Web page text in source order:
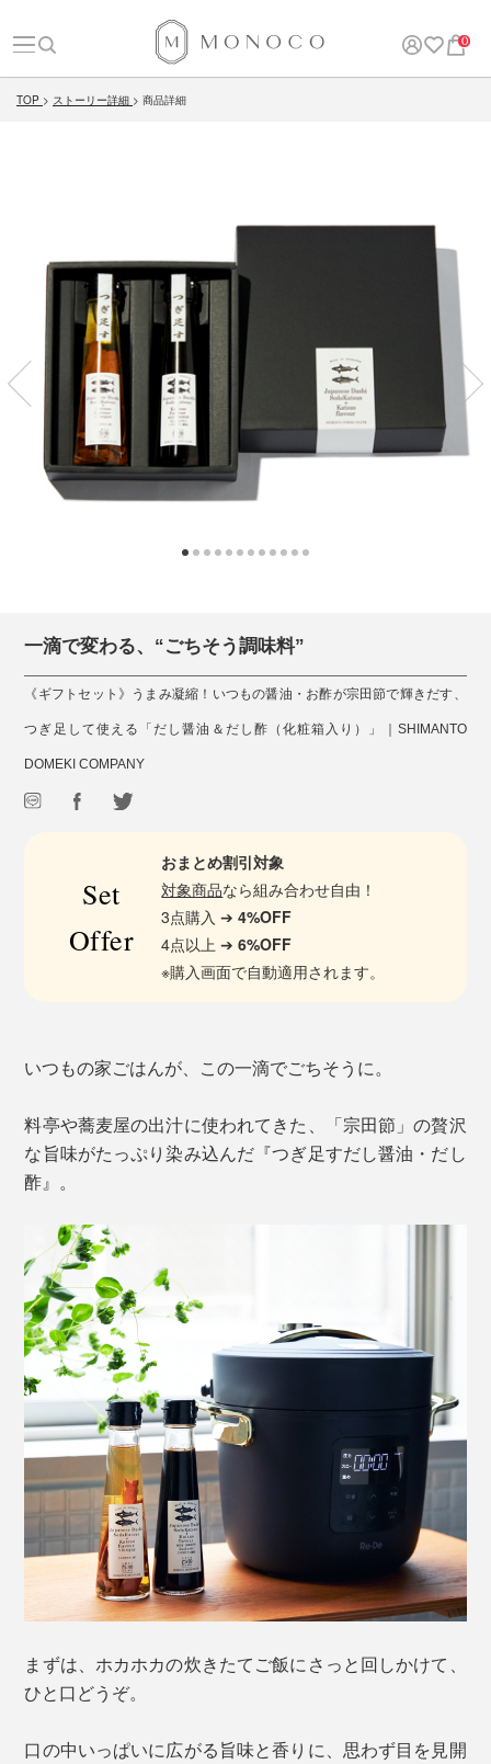
0
TOP ストーリー詳細 商品詳細
一滴で変わる、“ごちそう調味料”
《ギフトセット》うまみ凝縮！いつもの醤油・お酢が宗田節で輝きだす、
つぎ足して使える「だし醤油＆だし酢（化粧箱入り）」｜SHIMANTO
DOMEKI COMPANY
Set
Offer
おまとめ割引対象
対象商品なら組み合わせ自由！
3点購入 ➔4%OFF
4点以上 ➔6%OFF
※購入画面で自動適用されます。
いつもの家ごはんが、この一滴でごちそうに。
料亭や蕎麦屋の出汁に使われてきた、「宗田節」の贅沢
な旨味がたっぷり染み込んだ『つぎ足すだし醤油・だし
酢』。
まずは、ホカホカの炊きたてご飯にさっと回しかけて、
ひと口どうぞ。
口の中いっぱいに広がる旨味と香りに、思わず目を見開